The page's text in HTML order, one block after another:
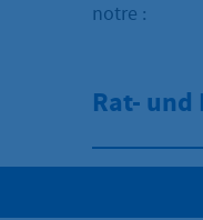
notre :
Rat-